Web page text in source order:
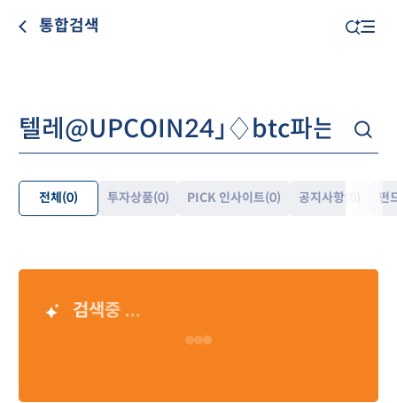
통합검색
전체 (0) 투자상품(0) PICK 인사이트(0) 공지사항 펀
검색중 ...
Loading…